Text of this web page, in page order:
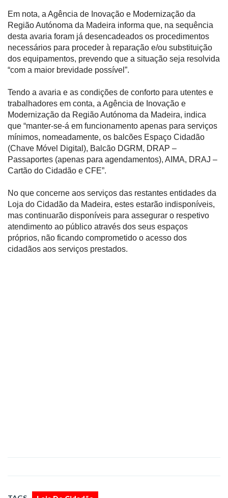
Em nota, a Agência de Inovação e Modernização da
Região Autónoma da Madeira informa que, na sequência
desta avaria foram já desencadeados os procedimentos
necessários para proceder à reparação e/ou substituição
dos equipamentos, prevendo que a situação seja resolvida
“com a maior brevidade possível”.
Tendo a avaria e as condições de conforto para utentes e
trabalhadores em conta, a Agência de Inovação e
Modernização da Região Autónoma da Madeira, indica
que “manter-se-á em funcionamento apenas para serviços
mínimos, nomeadamente, os balcões Espaço Cidadão
(Chave Móvel Digital), Balcão DGRM, DRAP –
Passaportes (apenas para agendamentos), AIMA, DRAJ –
Cartão do Cidadão e CFE”.
No que concerne aos serviços das restantes entidades da
Loja do Cidadão da Madeira, estes estarão indisponíveis,
mas continuarão disponíveis para assegurar o respetivo
atendimento ao público através dos seus espaços
próprios, não ficando comprometido o acesso dos
cidadãos aos serviços prestados.